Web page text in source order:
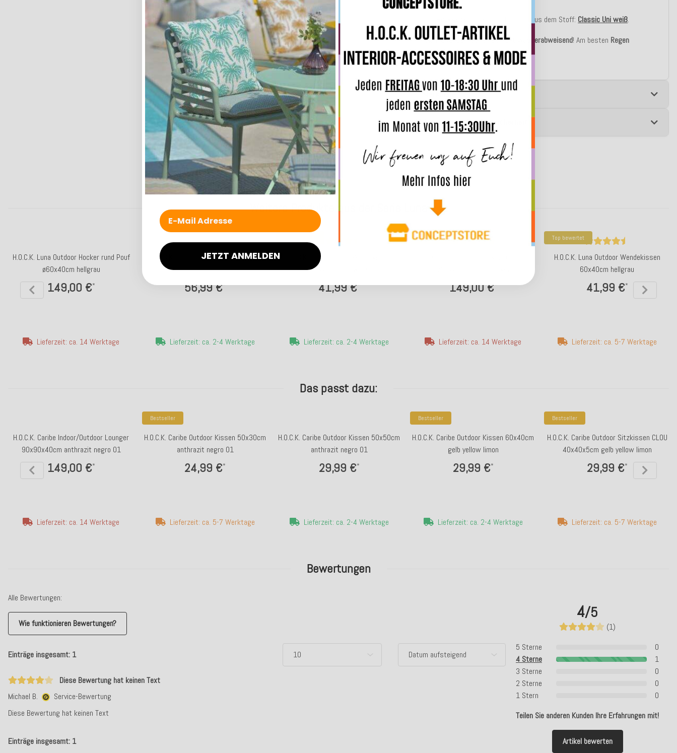
des Kissen besteht aus dem Stoff: Classic Uni weiß.
ACHTUNG:
Der Artikel istnicht wasserabweisend! Am besten Regen
vermeiden.
Merkmale
Angaben zur Produktsicherheit
Bewertungen
4/5
(1)
5 Sterne
0
4 Sterne
1
3 Sterne
0
2 Sterne
0
1 Stern
0
Teilen Sie anderen Kunden Ihre Erfahrungen mit!
Artikel bewerten
Alle Bewertungen:
Wie funktionieren Bewertungen?
Einträge insgesamt: 1
Diese Bewertung hat keinen Text
Michael B.
Service-Bewertung
Diese Bewertung hat keinen Text
Einträge insgesamt: 1
Weitere Produkte aus der Serie Luna
H.O.C.K. Luna Outdoor Hocker rund Pouf
ø60x40cm hellgrau
149,00 €*
Lieferzeit: ca. 14 Werktage
H.O.C.K. Luna Outdoor Wendekissen
60x60cm natur
56,99 €*
Lieferzeit: ca. 2-4 Werktage
H.O.C.K. Luna Outdoor Wendekissen
60x40cm schwarz
41,99 €*
Lieferzeit: ca. 2-4 Werktage
Top bewertet
149,00 €*
Lieferzeit: ca. 14 Werktage
Top bewertet
H.O.C.K. Luna Outdoor Wendekissen
60x40cm hellgrau
41,99 €*
Lieferzeit: ca. 5-7 Werktage
Das passt dazu:
H.O.C.K. Caribe Indoor/Outdoor Lounger
90x90x40cm anthrazit negro 01
149,00 €*
Lieferzeit: ca. 14 Werktage
Bestseller
H.O.C.K. Caribe Outdoor Kissen 50x30cm
anthrazit negro 01
24,99 €*
Lieferzeit: ca. 5-7 Werktage
H.O.C.K. Caribe Outdoor Kissen 50x50cm
anthrazit negro 01
29,99 €*
Lieferzeit: ca. 2-4 Werktage
Bestseller
H.O.C.K. Caribe Outdoor Kissen 60x40cm
gelb yellow limon
29,99 €*
Lieferzeit: ca. 2-4 Werktage
Bestseller
H.O.C.K. Caribe Outdoor Sitzkissen CLOU
40x40x5cm gelb yellow limon
29,99 €*
Lieferzeit: ca. 5-7 Werktage
JETZT ANMELDEN